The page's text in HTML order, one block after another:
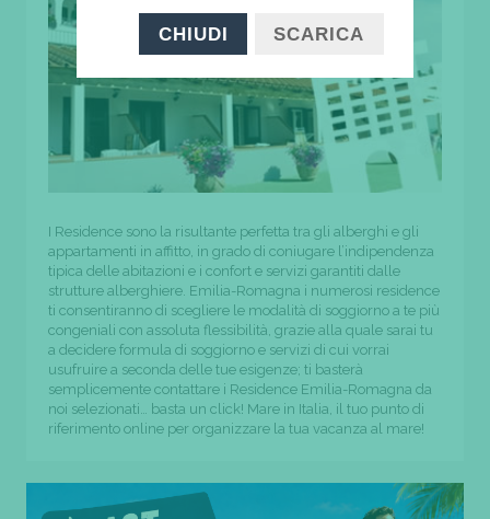
I Residence sono la risultante perfetta tra gli alberghi e gli
appartamenti in affitto, in grado di coniugare l’indipendenza
tipica delle abitazioni e i confort e servizi garantiti dalle
strutture alberghiere. Emilia-Romagna i numerosi residence
ti consentiranno di scegliere le modalità di soggiorno a te più
congeniali con assoluta flessibilità, grazie alla quale sarai tu
a decidere formula di soggiorno e servizi di cui vorrai
usufruire a seconda delle tue esigenze; ti basterà
semplicemente contattare i Residence Emilia-Romagna da
noi selezionati… basta un click! Mare in Italia, il tuo punto di
riferimento online per organizzare la tua vacanza al mare!
CHIUDI SCARICA